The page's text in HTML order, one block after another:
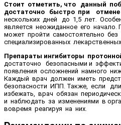
Стоит отметить, что данный
достаточно быстро при
нескольких дней до 1,5 лет.
является неожиданное его
может пройти самостоятельно без
специализированных
Препараты ингибиторы
достаточно безопасными и
появления осложнений намного
Каждый врач должен иметь
безопасности ИПП. Также, если
избежать, врач обязан
и наблюдать за изменениями в
вовремя реагируя на них.